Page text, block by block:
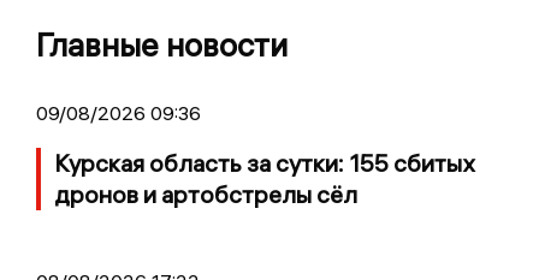
Главные новости
09/08/2026 09:36
Курская область за сутки: 155 сбитых
дронов и артобстрелы сёл